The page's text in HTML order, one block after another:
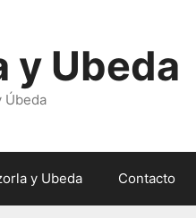
y Ubeda
Úbeda
y Ubeda Contacto